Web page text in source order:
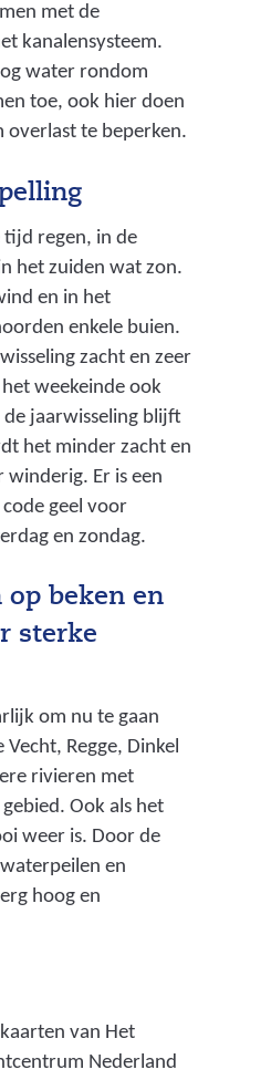
met de
kanalensysteem.
water rondom
toe, ook hier doen
overlast te beperken.
tijd regen, in de
het zuiden wat zon.
en in het
enkele buien.
zacht en zeer
weekeinde ook
jaarwisseling blijft
het minder zacht en
Er is een
geel voor
en zondag.
op beken en
sterke
om nu te gaan
Regge, Dinkel
rivieren met
Ook als het
weer is. Door de
en
hoog en
van Het
Nederland